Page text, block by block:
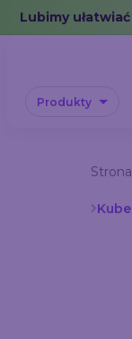
Error: No data in
Lubimy
Produkty